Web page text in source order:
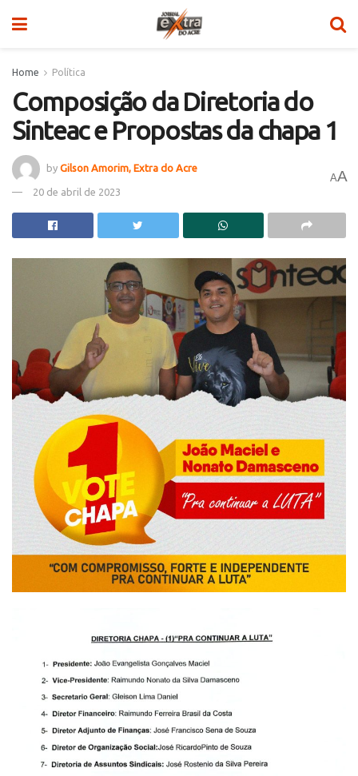
Home Política
Composição da Diretoria do
Sinteac e Propostas da chapa 1
by Gilson Amorim, Extra do Acre
20 de abril de 2023
AA